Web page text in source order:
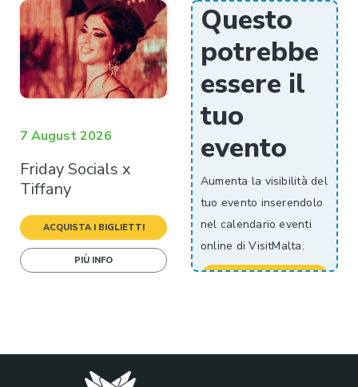
7 August 2026
Friday Socials x
Tiffany
ACQUISTA I BIGLIETTI
PIÙ INFO
Questo
potrebbe
essere il
tuo
evento
Aumenta la visibilità del
tuo evento inserendolo
nel calendario eventi
online di VisitMalta.